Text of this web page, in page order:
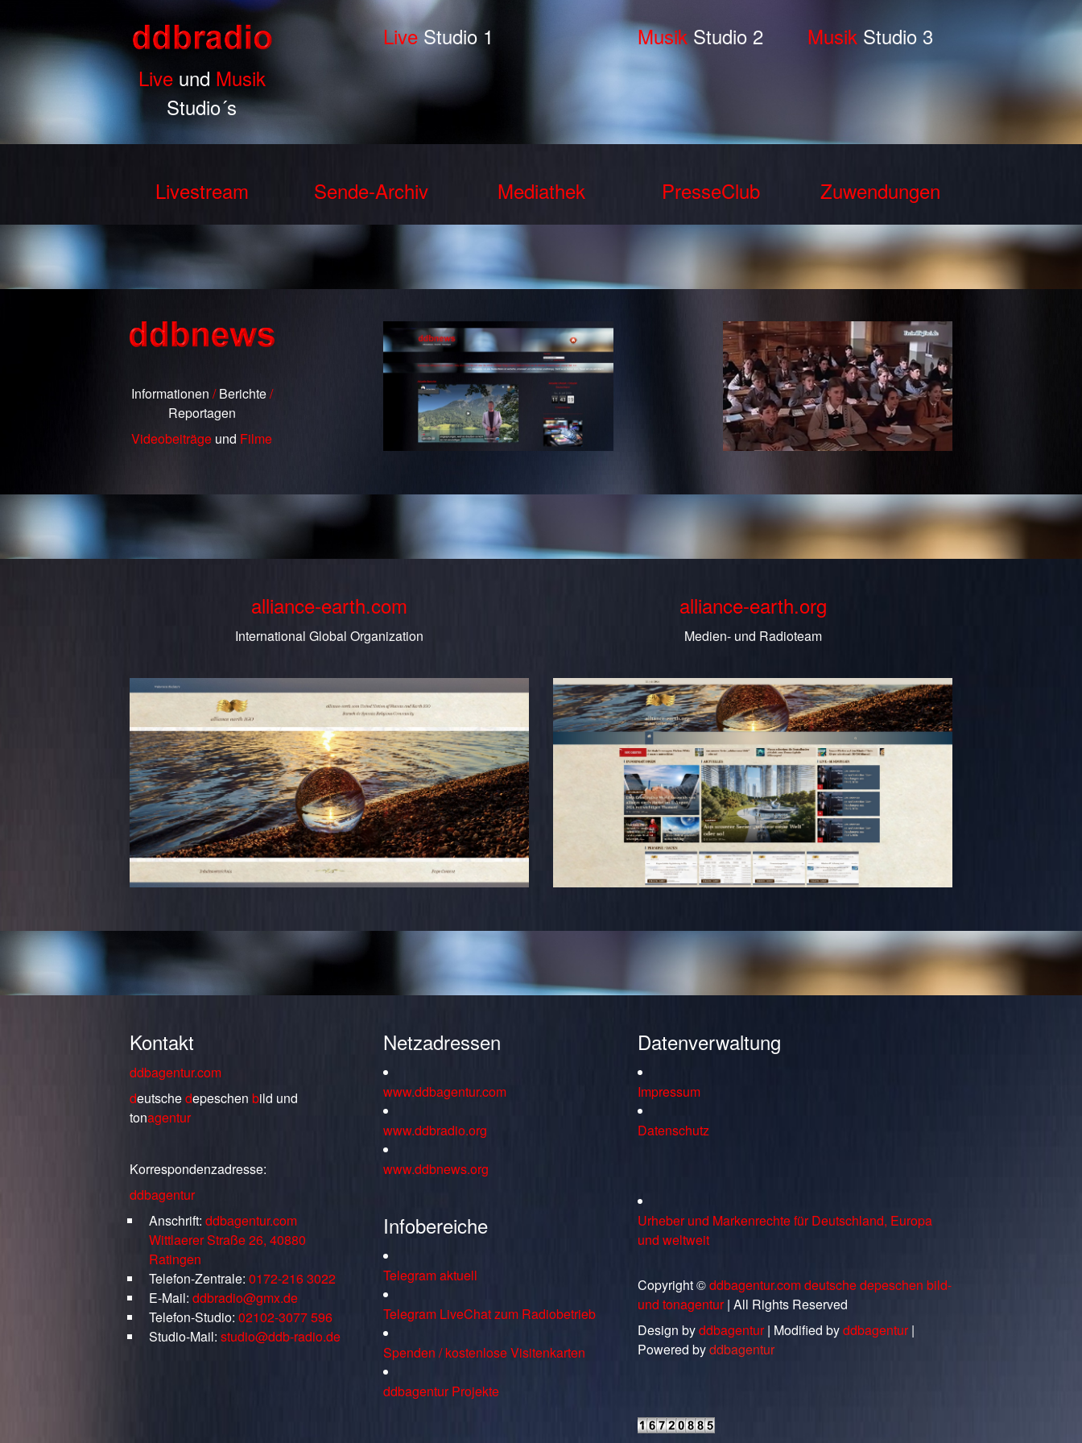
Live und Musik
Studio´s
Live Studio 1 Musik Studio 2 MusikStudio 3
Livestream Sende-Archiv Mediathek PresseClub Zuwendungen
Informationen /Berichte/
Reportagen
Videobeiträge und Filme
alliance-earth.com
International Global Organization
alliance-earth.org
Medien- und Radioteam
Kontakt
ddbagentur.com
deutschedepeschen bild und
tonagentur
Korrespondenzadresse:
ddbagentur
Anschrift: ddbagentur.com
Wittlaerer Straße 26, 40880
Ratingen
Telefon-Zentrale: 0172-216 3022
E-Mail: ddbradio@gmx.de
Telefon-Studio: 02102-3077 596
Studio-Mail: studio@ddb-radio.de
Netzadressen
www.ddbagentur.com
www.ddbradio.org
www.ddbnews.org
Infobereiche
Telegram aktuell
Telegram LiveChat zum Radiobetrieb
Spenden / kostenlose Visitenkarten
ddbagentur Projekte
Datenverwaltung
Impressum
Datenschutz
Urheber und Markenrechte für Deutschland, Europa
und weltweit
Copyright ©ddbagentur.com deutsche depeschen bild-
und tonagentur| All Rights Reserved
Design byddbagentur| Modified byddbagentur|
Powered byddbagentur